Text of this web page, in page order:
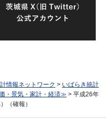
情報ネットワーク > いばらき統計
・景気・家計・経済≫ > 平成26年
（確報）